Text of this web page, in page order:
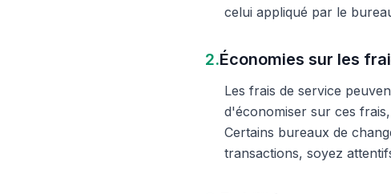
celui appliqué par le
2.Économies sur les
Les frais de service
d'économiser sur ces
Certains bureaux de
transactions, soyez